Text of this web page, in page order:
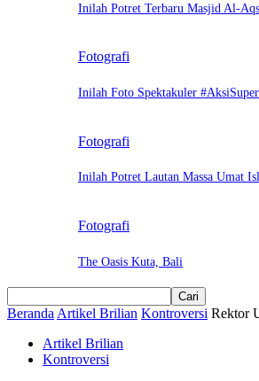
Inilah Potret Terbaru Masjid Al-
Fotografi
Inilah Foto Spektakuler
Fotografi
Inilah Potret Lautan Massa Umat
Fotografi
The Oasis Kuta, Bali
Beranda Artikel Brilian Kontroversi Rektor
Artikel Brilian
Kontroversi